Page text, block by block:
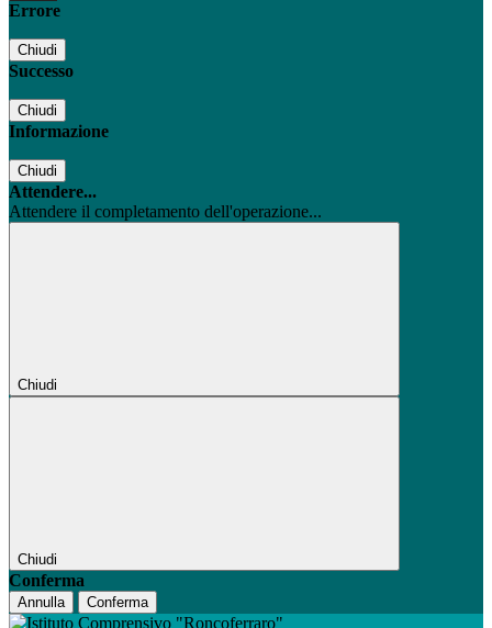
Errore
Chiudi
Successo
Chiudi
Informazione
Chiudi
Attendere...
Attendere il completamento dell'operazione...
Chiudi
Chiudi
Conferma
Annulla Conferma